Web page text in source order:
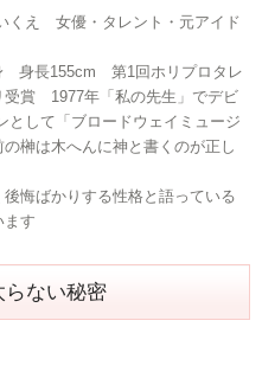
くえ 女優・タレント・元アイド
身長155cm 第1回ホリプロタレ
受賞 1977年「私の先生」でデビ
して「ブロードウェイミュージ
榊は木へんに神と書くのが正し
悔ばかりする性格と語っている
ます
らない秘密